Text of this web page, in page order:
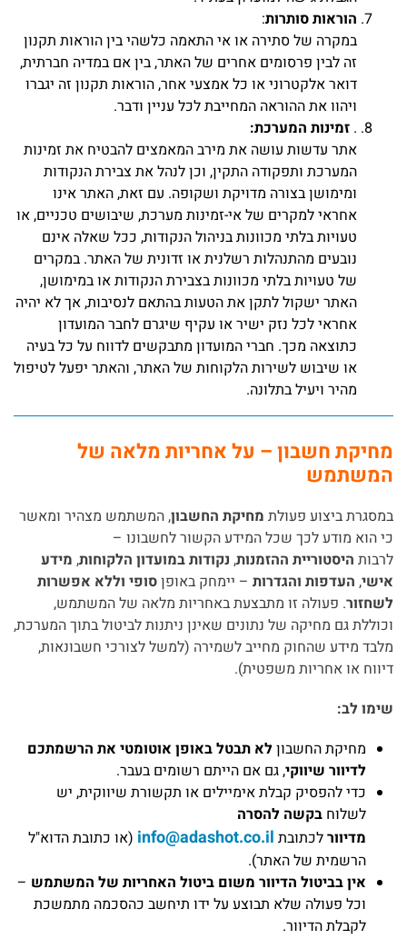
הוראות סותרות:
במקרה של סתירה או אי התאמה כלשהי בין הוראות תקנון
זה לבין פרסומים אחרים של האתר, בין אם במדיה חברתית,
דואר אלקטרוני או כל אמצעי אחר, הוראות תקנון זה יגברו
ויהוו את ההוראה המחייבת לכל עניין ודבר.
. זמינות המערכת:
אתר עדשות עושה את מירב המאמצים להבטיח את זמינות
המערכת ותפקודה התקין, וכן לנהל את צבירת הנקודות
ומימושן בצורה מדויקת ושקופה. עם זאת, האתר אינו
אחראי למקרים של אי-זמינות מערכת, שיבושים טכניים, או
טעויות בלתי מכוונות בניהול הנקודות, ככל שאלה אינם
נובעים מהתנהלות רשלנית או זדונית של האתר. במקרים
של טעויות בלתי מכוונות בצבירת הנקודות או במימושן,
האתר ישקול לתקן את הטעות בהתאם לנסיבות, אך לא יהיה
אחראי לכל נזק ישיר או עקיף שיגרם לחבר המועדון
כתוצאה מכך. חברי המועדון מתבקשים לדווח על כל בעיה
או שיבוש לשירות הלקוחות של האתר, והאתר יפעל לטיפול
מהיר ויעיל בתלונה.
מחיקת חשבון – על אחריות מלאה של
המשתמש
במסגרת ביצוע פעולתמחיקת החשבון, המשתמש מצהיר ומאשר
כי הוא מודע לכך שכל המידע הקשור לחשבונו –
לרבותהיסטוריית ההזמנות,נקודות במועדון הלקוחות,מידע
אישי,העדפות והגדרות– יימחק באופןסופי וללא אפשרות
לשחזור. פעולה זו מתבצעת באחריות מלאה של המשתמש,
וכוללת גם מחיקה של נתונים שאינן ניתנות לביטול בתוך המערכת,
מלבד מידע שהחוק מחייב לשמירה (למשל לצורכי חשבונאות,
דיווח או אחריות משפטית).
שימו לב:
מחיקת החשבוןלא תבטל באופן אוטומטי את הרשמתכם
לדיוור שיווקי, גם אם הייתם רשומים בעבר.
כדי להפסיק קבלת אימיילים או תקשורת שיווקית, יש
לשלוח בקשה להסרה
מדיוורלכתובתinfo@adashot.co.il(או כתובת הדוא"ל
הרשמית של האתר).
אין בביטול הדיוור משום ביטול האחריות של המשתמש–
וכל פעולה שלא תבוצע על ידו תיחשב כהסכמה מתמשכת
לקבלת הדיוור.